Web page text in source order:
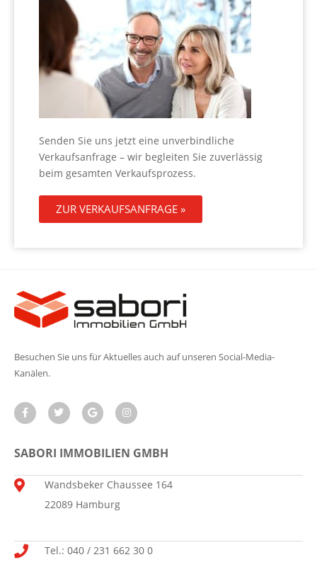
Senden Sie uns jetzt eine unverbindliche
Verkaufsanfrage – wir begleiten Sie zuverlässig
beim gesamten Verkaufsprozess.
ZUR VERKAUFSANFRAGE »
Besuchen Sie uns für Aktuelles auch auf unseren Social-Media-
Kanälen.
SABORI IMMOBILIEN GMBH
Wandsbeker Chaussee 164
22089 Hamburg
Tel.: 040 / 231 662 30 0